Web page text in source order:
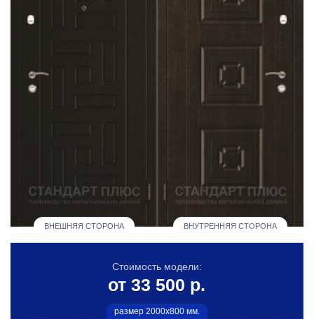
ВНЕШНЯЯ СТОРОНА ВНУТРЕННЯЯ СТОРОНА
Стоимость модели:
от 33 500 р.
размер 2000х800 мм.